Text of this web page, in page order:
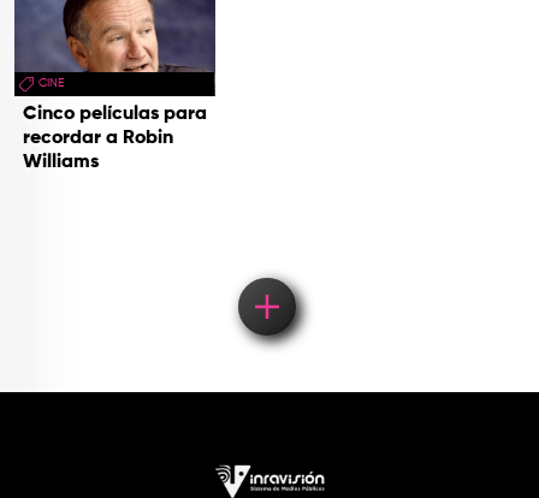
CINE
Cinco películas para
recordar a Robin
Williams